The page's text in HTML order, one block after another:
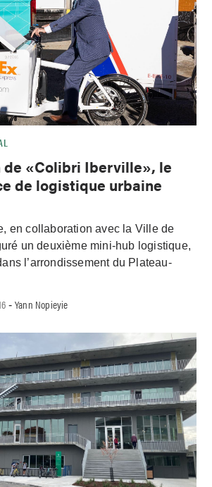
«Colibri Iberville», le
de logistique urbaine
en collaboration avec la Ville de
un deuxième mini-hub logistique,
l’arrondissement du Plateau-
-Yann Nopieyie